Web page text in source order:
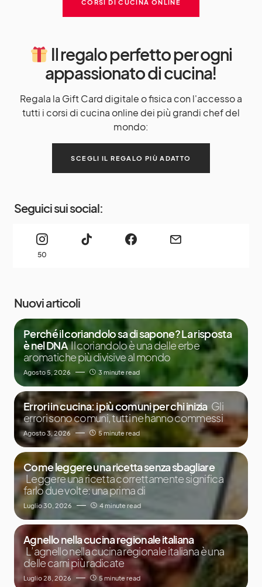
CORSI DI CUCINA ONLINE
Il regalo perfetto per ogni
appassionato di cucina!
Regala la Gift Card digitale o fisica con l'accesso a
tutti i corsi di cucina online dei più grandi chef del
mondo:
SCEGLI IL REGALO PIÙ ADATTO
Seguici sui social:
50
Nuovi articoli
Perché il coriandolo sa di sapone? La risposta
è nel DNA Il coriandolo è una delle erbe
aromatiche più divisive al mondo
Agosto 5, 2026 3 minute read
Errori in cucina: i più comuni per chi inizia Gli
errori sono comuni, tutti ne hanno commessi
Agosto 3, 2026 5 minute read
Come leggere una ricetta senza sbagliare
Leggere una ricetta correttamente significa
farlo due volte: una prima di
Luglio 30, 2026 4 minute read
Agnello nella cucina regionale italiana
L’agnello nella cucina regionale italiana è una
delle carni più radicate
Luglio 28, 2026 5 minute read